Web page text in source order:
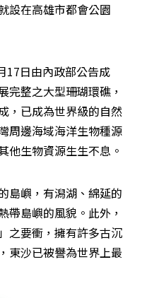
設在高雄市都會公園
17日由內政部公告成
完整之大型珊瑚環礁，
，已成為世界級的自然
周邊海域海洋生物種源
他生物資源生生不息。
島嶼，有潟湖、綿延的
帶島嶼的風貌。此外，
之要衝，擁有許多古沉
東沙已被譽為世界上最